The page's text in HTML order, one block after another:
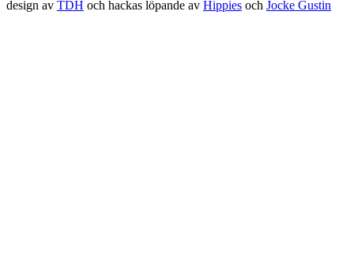
design av TDH och hackas löpande av Hippies och Jocke Gustin